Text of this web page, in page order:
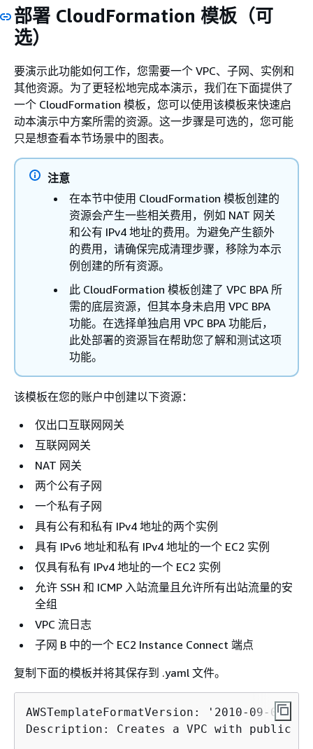
部署 CloudFormation 模板（可
选）
要演示此功能如何工作，您需要一个 VPC、子网、实例和
其他资源。为了更轻松地完成本演示，我们在下面提供了
一个 CloudFormation 模板，您可以使用该模板来快速启
动本演示中方案所需的资源。这一步骤是可选的，您可能
只是想查看本节场景中的图表。
注意
在本节中使用 CloudFormation 模板创建的
资源会产生一些相关费用，例如 NAT 网关
和公有 IPv4 地址的费用。为避免产生额外
的费用，请确保完成清理步骤，移除为本示
例创建的所有资源。
此 CloudFormation 模板创建了 VPC BPA 所
需的底层资源，但其本身未启用 VPC BPA
功能。在选择单独启用 VPC BPA 功能后，
此处部署的资源旨在帮助您了解和测试这项
功能。
该模板在您的账户中创建以下资源：
仅出口互联网网关
互联网网关
NAT 网关
两个公有子网
一个私有子网
具有公有和私有 IPv4 地址的两个实例
具有 IPv6 地址和私有 IPv4 地址的一个 EC2 实例
仅具有私有 IPv4 地址的一个 EC2 实例
允许 SSH 和 ICMP 入站流量且允许所有出站流量的安
全组
VPC 流日志
子网 B 中的一个 EC2 Instance Connect 端点
复制下面的模板并将其保存到 .yaml 文件。
AWSTemplateFormatVersion: '2010-09-09'
Description: Creates a VPC with public